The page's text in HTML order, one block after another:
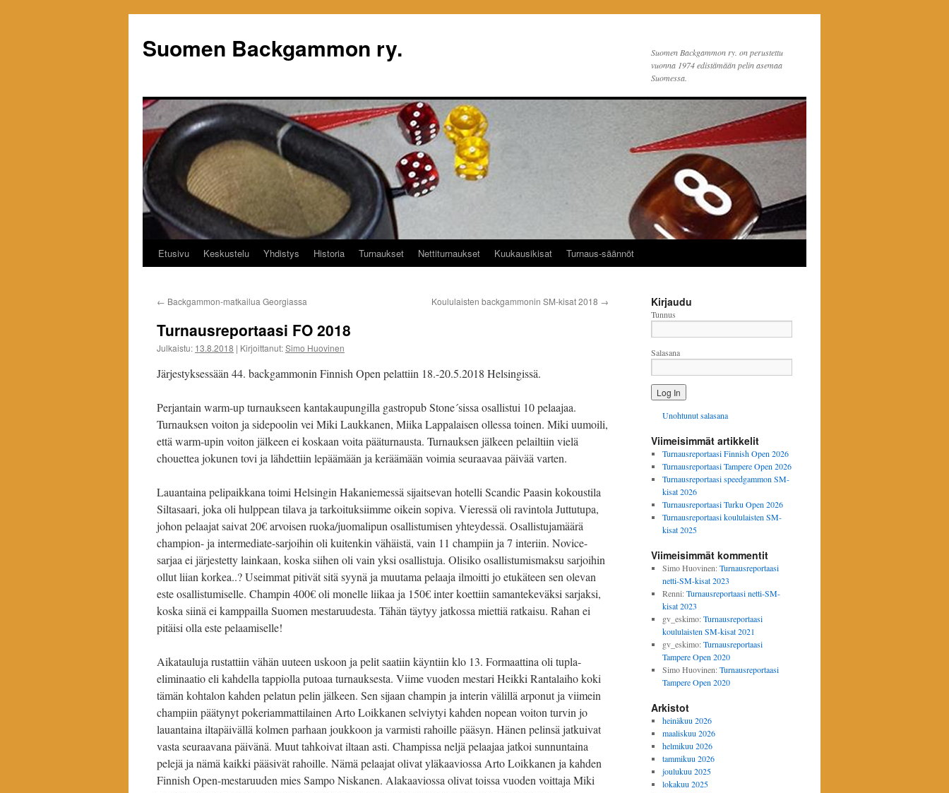
Suomen Backgammon ry.
Suomen Backgammon ry. on perustettu
vuonna 1974 edistämään pelin asemaa
Suomessa.
Etusivu Keskustelu Yhdistys Historia Turnaukset Nettiturnaukset Kuukausikisat Turnaus-säännöt
← Backgammon-matkailua Georgiassa Koululaisten backgammonin SM-kisat 2018 →
Turnausreportaasi FO 2018
Julkaistu: 13.8.2018 | Kirjoittanut:Simo Huovinen
Järjestyksessään 44. backgammonin Finnish Open pelattiin 18.-20.5.2018 Helsingissä.
Perjantain warm-up turnaukseen kantakaupungilla gastropub Stone´sissa osallistui 10 pelaajaa.
Turnauksen voiton ja sidepoolin vei Miki Laukkanen, Miika Lappalaisen ollessa toinen. Miki uumoili,
että warm-upin voiton jälkeen ei koskaan voita pääturnausta. Turnauksen jälkeen pelailtiin vielä
chouettea jokunen tovi ja lähdettiin lepäämään ja keräämään voimia seuraavaa päivää varten.
Lauantaina pelipaikkana toimi Helsingin Hakaniemessä sijaitsevan hotelli Scandic Paasin kokoustila
Siltasaari, joka oli hulppean tilava ja tarkoituksiimme oikein sopiva. Vieressä oli ravintola Juttutupa,
johon pelaajat saivat 20€ arvoisen ruoka/juomalipun osallistumisen yhteydessä. Osallistujamäärä
champion- ja intermediate-sarjoihin oli kuitenkin vähäistä, vain 11 champiin ja 7 interiin. Novice-
sarjaa ei järjestetty lainkaan, koska siihen oli vain yksi osallistuja. Olisiko osallistumismaksu sarjoihin
ollut liian korkea..? Useimmat pitivät sitä syynä ja muutama pelaaja ilmoitti jo etukäteen sen olevan
este osallistumiselle. Champin 400€ oli monelle liikaa ja 150€ inter koettiin samantekeväksi sarjaksi,
koska siinä ei kamppailla Suomen mestaruudesta. Tähän täytyy jatkossa miettiä ratkaisu. Rahan ei
pitäisi olla este pelaamiselle!
Aikatauluja rustattiin vähän uuteen uskoon ja pelit saatiin käyntiin klo 13. Formaattina oli tupla-
eliminaatio eli kahdella tappiolla putoaa turnauksesta. Viime vuoden mestari Heikki Rantalaiho koki
tämän kohtalon kahden pelatun pelin jälkeen. Sen sijaan champin ja interin välillä arponut ja viimein
champiin päätynyt pokeriammattilainen Arto Loikkanen selviytyi kahden nopean voiton turvin jo
lauantaina iltapäivällä kolmen parhaan joukkoon ja varmisti rahoille pääsyn. Hänen pelinsä jatkuivat
vasta seuraavana päivänä. Muut tahkoivat iltaan asti. Champissa neljä pelaajaa jatkoi sunnuntaina
pelejä ja nämä kaikki pääsivät rahoille. Nämä pelaajat olivat yläkaaviossa Arto Loikkanen ja kahden
Finnish Open-mestaruuden mies Sampo Niskanen. Alakaaviossa olivat toissa vuoden voittaja Miki
Kirjaudu
Tunnus
Salasana
Unohtunut salasana
Viimeisimmät artikkelit
Turnausreportaasi Finnish Open 2026
Turnausreportaasi Tampere Open 2026
Turnausreportaasi speedgammon SM-
kisat 2026
Turnausreportaasi Turku Open 2026
Turnausreportaasi koululaisten SM-
kisat 2025
Viimeisimmät kommentit
Simo Huovinen:Turnausreportaasi
netti-SM-kisat 2023
Renni:Turnausreportaasi netti-SM-
kisat 2023
gv_eskimo:Turnausreportaasi
koululaisten SM-kisat 2021
gv_eskimo:Turnausreportaasi
Tampere Open 2020
Simo Huovinen:Turnausreportaasi
Tampere Open 2020
Arkistot
heinäkuu 2026
maaliskuu 2026
helmikuu 2026
tammikuu 2026
joulukuu 2025
lokakuu 2025